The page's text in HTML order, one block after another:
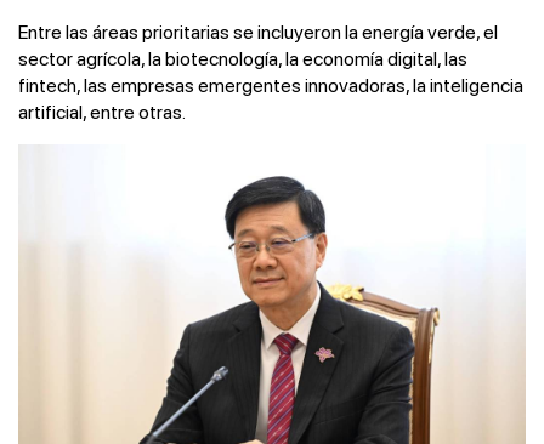
Entre las áreas prioritarias se incluyeron la energía verde, el
sector agrícola, la biotecnología, la economía digital, las
fintech, las empresas emergentes innovadoras, la inteligencia
artificial, entre otras.